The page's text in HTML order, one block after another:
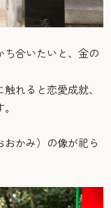
ち合いたいと、金の
れると恋愛成就、
かみ）の像が祀ら